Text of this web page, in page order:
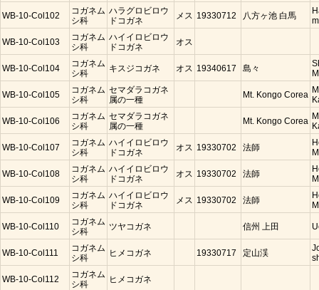
WB-10-Col102
コガネム
シ科
ハラグロビロウ
ドコガネ
メス 19330712 八方ヶ池 白馬
WB-10-Col103
コガネム
シ科
ハイイロビロウ
ドコガネ
オス
WB-10-Col104
コガネム
シ科
キスジコガネ オス 19340617 島々
WB-10-Col105
コガネム
シ科
セマダラコガネ
属の一種
Mt. Kongo Corea
WB-10-Col106
コガネム
シ科
セマダラコガネ
属の一種
Mt. Kongo Corea
WB-10-Col107
コガネム
シ科
ハイイロビロウ
ドコガネ
オス 19330702 法師
WB-10-Col108
コガネム
シ科
ハイイロビロウ
ドコガネ
オス 19330702 法師
WB-10-Col109
コガネム
シ科
ハイイロビロウ
ドコガネ
メス 19330702 法師
WB-10-Col110
コガネム
シ科
ツヤコガネ 信州 上田
WB-10-Col111
コガネム
シ科
ヒメコガネ 19330717 定山渓
WB-10-Col112
コガネム
シ科
ヒメコガネ